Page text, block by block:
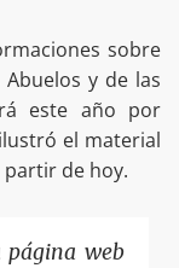
sobre
y de las
este año por
el material
de hoy.
página web